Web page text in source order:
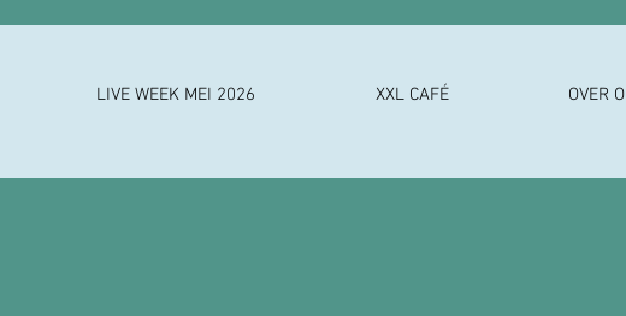
LIVE WEEK MEI 2026 XXL CAFÉ OVER